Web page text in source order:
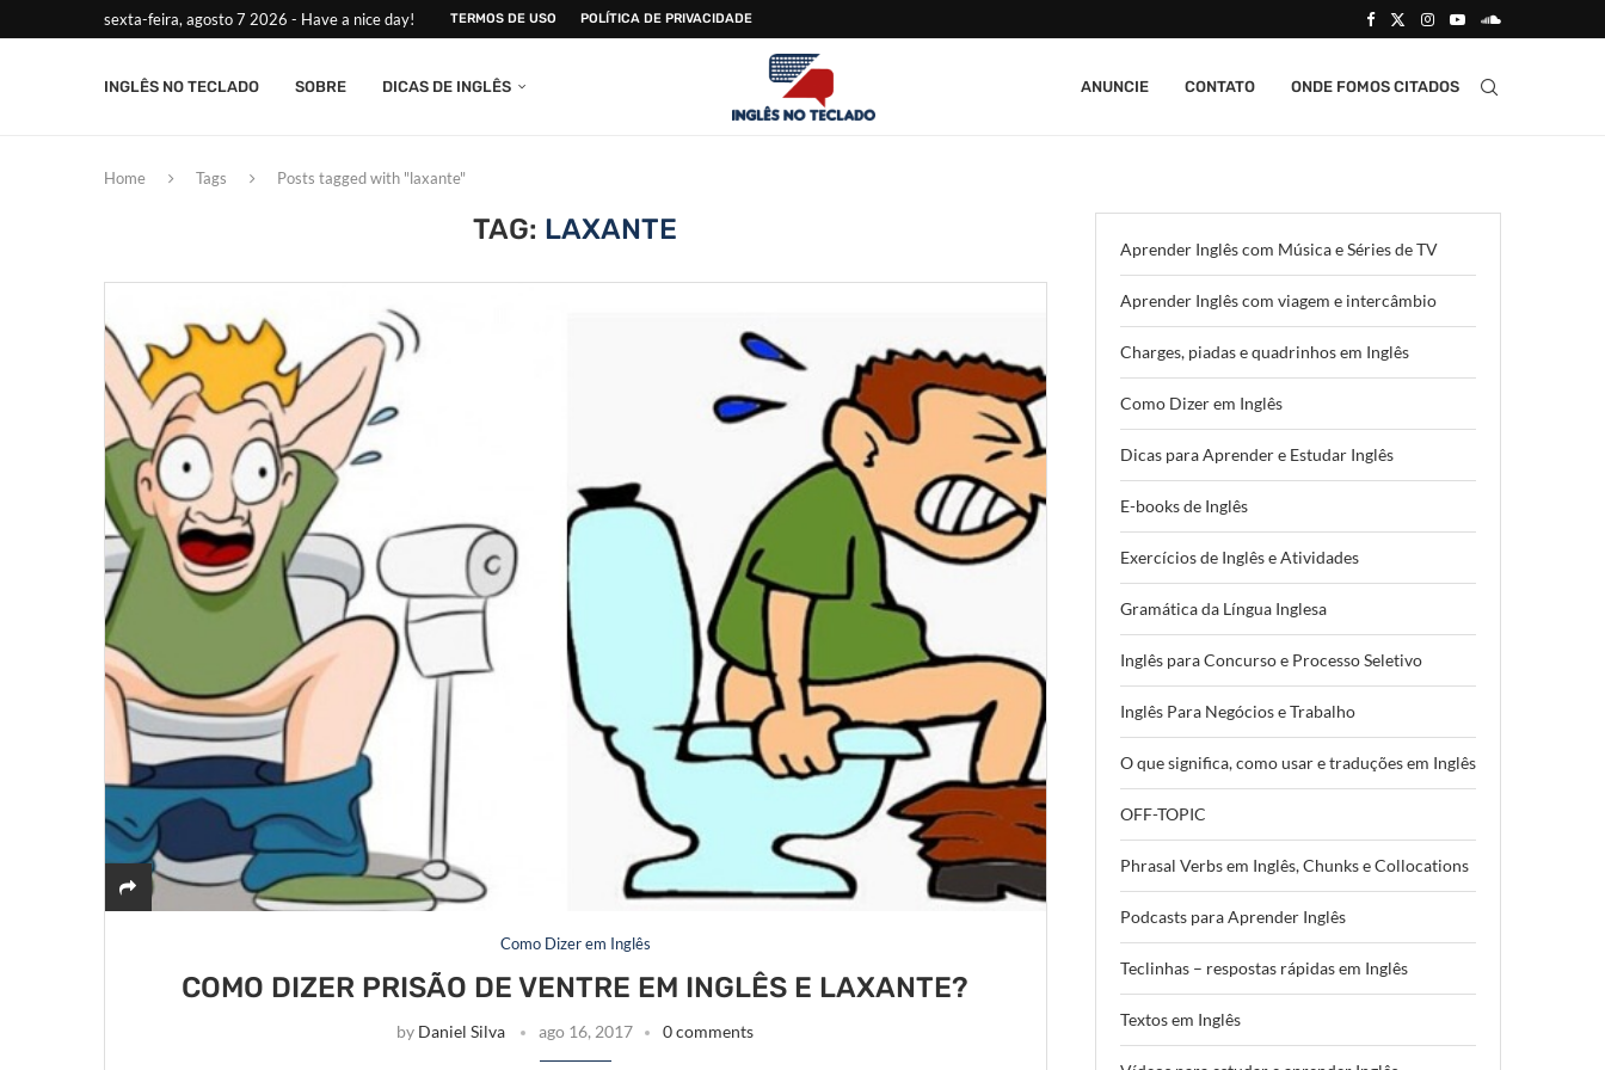
sexta-feira, agosto 7 2026 - Have a nice day! TERMOS DE USO POLÍTICA DE PRIVACIDADE
INGLÊS NO TECLADO SOBRE DICAS DE INGLÊS ANUNCIE CONTATO ONDE FOMOS CITADOS
Home Tags Posts tagged with "laxante"
TAG: LAXANTE
Como Dizer em Inglês
COMO DIZER PRISÃO DE VENTRE EM INGLÊS E LAXANTE?
by Daniel Silva ago 16, 2017 0 comments
Aprender Inglês com Música e Séries de TV
Aprender Inglês com viagem e intercâmbio
Charges, piadas e quadrinhos em Inglês
Como Dizer em Inglês
Dicas para Aprender e Estudar Inglês
E-books de Inglês
Exercícios de Inglês e Atividades
Gramática da Língua Inglesa
Inglês para Concurso e Processo Seletivo
Inglês Para Negócios e Trabalho
O que significa, como usar e traduções em Inglês
OFF-TOPIC
Phrasal Verbs em Inglês, Chunks e Collocations
Podcasts para Aprender Inglês
Teclinhas – respostas rápidas em Inglês
Textos em Inglês